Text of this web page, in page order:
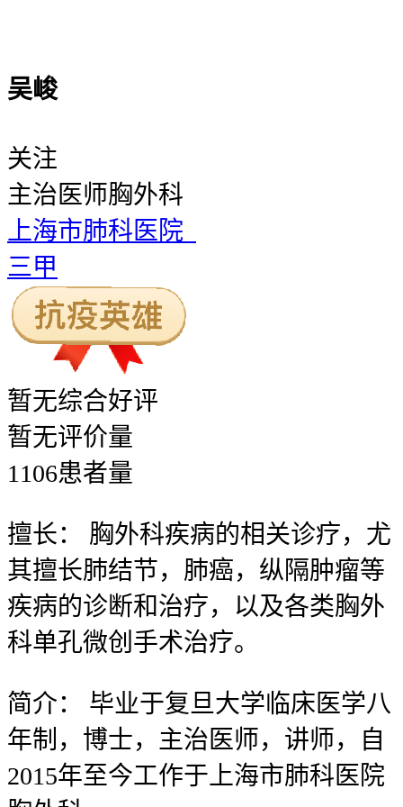
吴峻
关注
主治医师胸外科
上海市肺科医院
三甲
暂无综合好评
暂无评价量
1106患者量
擅长：
胸外科疾病的相关诊疗，尤
其擅长肺结节，肺癌，纵隔肿瘤等
疾病的诊断和治疗，以及各类胸外
科单孔微创手术治疗。
简介：
毕业于复旦大学临床医学八
年制，博士，主治医师，讲师，自
2015年至今工作于上海市肺科医院